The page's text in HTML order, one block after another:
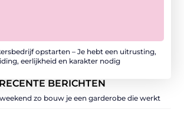
opstarten – Je hebt een uitrusting,
eerlijkheid en karakter nodig
RECENTE BERICHTEN
zo bouw je een garderobe die werkt